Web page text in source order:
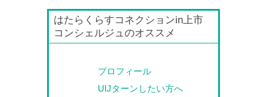
はたらくらすコネクションin上市
コンシェルジュのオススメ
プロフィール
UIJターンしたい方へ